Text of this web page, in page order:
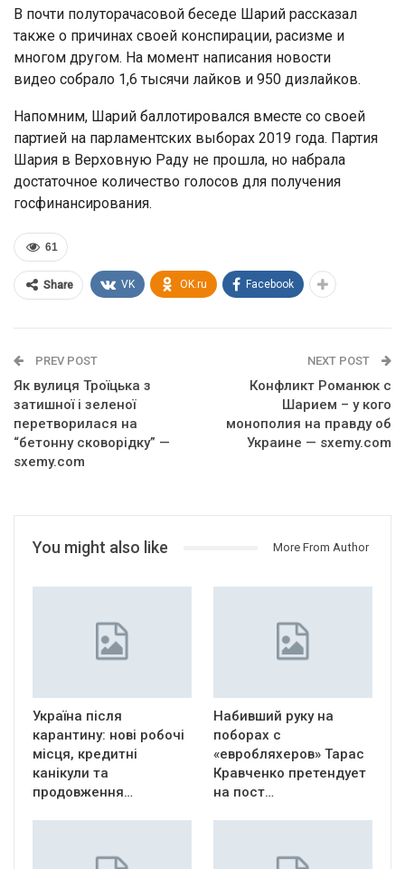
В почти полуторачасовой беседе Шарий рассказал
также о причинах своей конспирации, расизме и
многом другом. На момент написания новости
видео собрало 1,6 тысячи лайков и 950 дизлайков.
Напомним, Шарий баллотировался вместе со своей
партией на парламентских выборах 2019 года. Партия
Шария в Верховную Раду не прошла, но набрала
достаточное количество голосов для получения
госфинансирования.
61
Share VK OK.ru Facebook
PREV POST
Як вулиця Троїцька з
затишної і зеленої
перетворилася на
“бетонну сковорідку” —
sxemy.com
NEXT POST
Конфликт Романюк с
Шарием – у кого
монополия на правду об
Украине — sxemy.com
You might also like More From Author
Україна після
карантину: нові робочі
місця, кредитні
канікули та
продовження…
Набивший руку на
поборах с
«евробляхеров» Тарас
Кравченко претендует
на пост…